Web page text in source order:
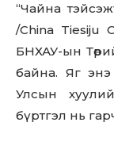
“Чайна
/China Tiesiju
БНХАУ-ын
байна. Яг
Улсын
бүртгэл нь